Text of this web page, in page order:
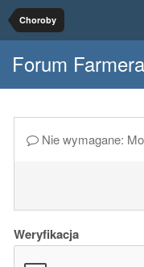
Choroby
Forum Farmera
Nie wymagane:
Weryfikacja